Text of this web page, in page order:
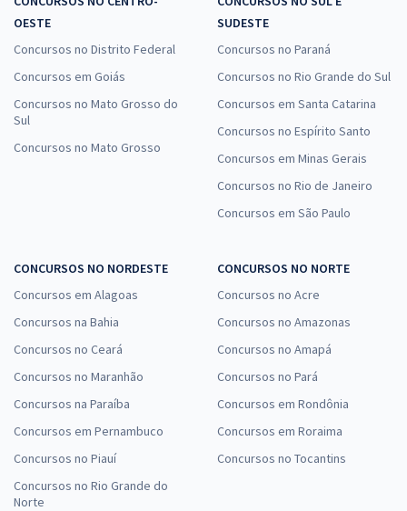
OESTE
Concursos no Distrito Federal
Concursos em Goiás
Concursos no Mato Grosso do
Sul
Concursos no Mato Grosso
SUDESTE
Concursos no Paraná
Concursos no Rio Grande do Sul
Concursos em Santa Catarina
Concursos no Espírito Santo
Concursos em Minas Gerais
Concursos no Rio de Janeiro
Concursos em São Paulo
CONCURSOS NO NORDESTE
Concursos em Alagoas
Concursos na Bahia
Concursos no Ceará
Concursos no Maranhão
Concursos na Paraíba
Concursos em Pernambuco
Concursos no Piauí
Concursos no Rio Grande do
Norte
CONCURSOS NO NORTE
Concursos no Acre
Concursos no Amazonas
Concursos no Amapá
Concursos no Pará
Concursos em Rondônia
Concursos em Roraima
Concursos no Tocantins